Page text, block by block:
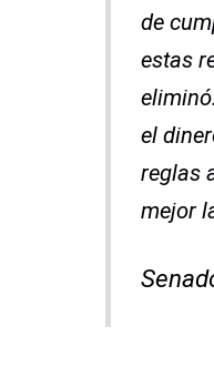
de
estas
el
reglas
mejor